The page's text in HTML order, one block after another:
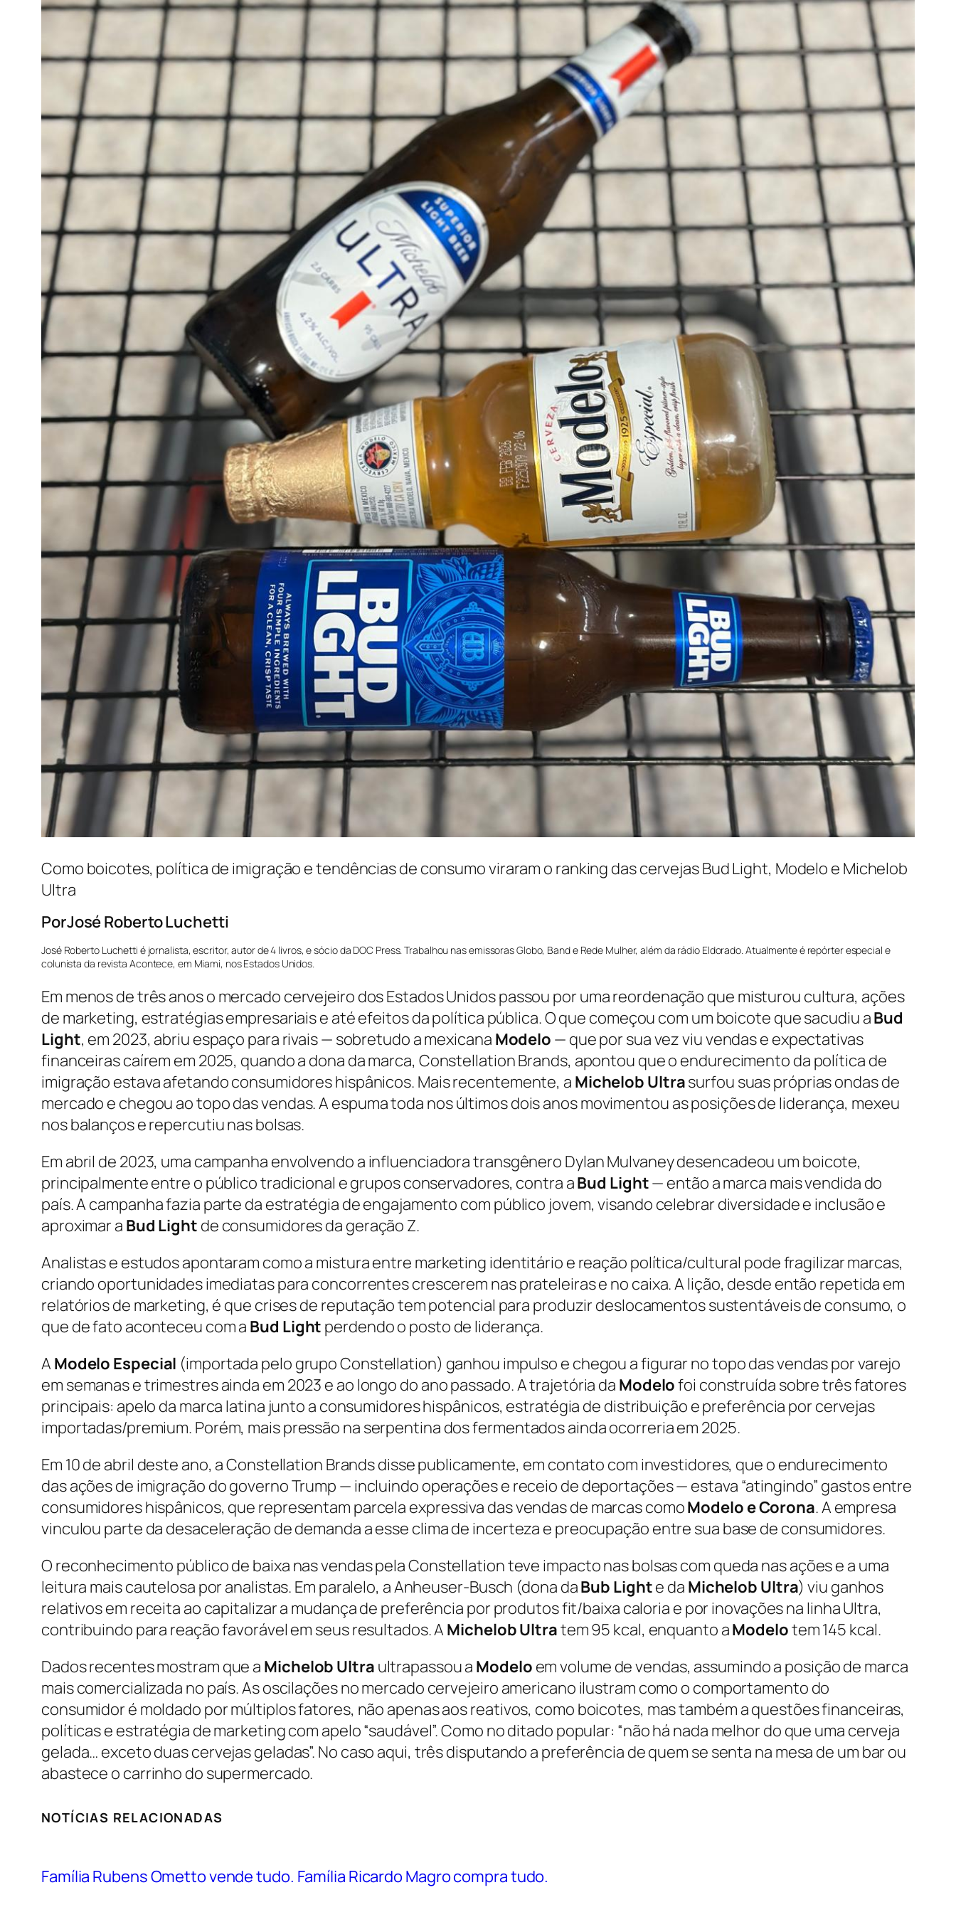
Como boicotes, política de imigração e tendências de consumo viraram o ranking das cervejas Bud Light, Modelo e Michelob
Ultra
PorJosé Roberto Luchetti
José Roberto Luchetti é jornalista, escritor, autor de 4 livros, e sócio da DOC Press. Trabalhou nas emissoras Globo, Band e Rede Mulher, além da rádio Eldorado. Atualmente é repórter especial e
colunista da revista Acontece, em Miami, nos Estados Unidos.
Em menos de três anos o mercado cervejeiro dos Estados Unidos passou por uma reordenação que misturou cultura, ações
de marketing, estratégias empresariais e até efeitos da política pública. O que começou com um boicote que sacudiu aBud
Light, em 2023, abriu espaço para rivais — sobretudo a mexicana Modelo — que por sua vez viu vendas e expectativas
financeiras caírem em 2025, quando a dona da marca, Constellation Brands, apontou que o endurecimento da política de
imigração estava afetando consumidores hispânicos. Mais recentemente, a Michelob Ultrasurfou suas próprias ondas de
mercado e chegou ao topo das vendas. A espuma toda nos últimos dois anos movimentou as posições de liderança, mexeu
nos balanços e repercutiu nas bolsas.
Em abril de 2023, uma campanha envolvendo a influenciadora transgênero Dylan Mulvaney desencadeou um boicote,
principalmente entre o público tradicional e grupos conservadores, contra aBud Light— então a marca mais vendida do
país. A campanha fazia parte da estratégia de engajamento com público jovem, visando celebrar diversidade e inclusão e
aproximar a Bud Light de consumidores da geração Z.
Analistas e estudos apontaram como a mistura entre marketing identitário e reação política/cultural pode fragilizar marcas,
criando oportunidades imediatas para concorrentes crescerem nas prateleiras e no caixa. A lição, desde então repetida em
relatórios de marketing, é que crises de reputação tem potencial para produzir deslocamentos sustentáveis de consumo, o
que de fato aconteceu com a Bud Light perdendo o posto de liderança.
A Modelo Especial (importada pelo grupo Constellation) ganhou impulso e chegou a figurar no topo das vendas por varejo
em semanas e trimestres ainda em 2023 e ao longo do ano passado. A trajetória da Modelofoi construída sobre três fatores
principais: apelo da marca latina junto a consumidores hispânicos, estratégia de distribuição e preferência por cervejas
importadas/premium. Porém, mais pressão na serpentina dos fermentados ainda ocorreria em 2025.
Em 10 de abril deste ano, a Constellation Brands disse publicamente, em contato com investidores, que o endurecimento
das ações de imigração do governo Trump — incluindo operações e receio de deportações — estava “atingindo” gastos entre
consumidores hispânicos, que representam parcela expressiva das vendas de marcas comoModelo e Corona. A empresa
vinculou parte da desaceleração de demanda a esse clima de incerteza e preocupação entre sua base de consumidores.
O reconhecimento público de baixa nas vendas pela Constellation teve impacto nas bolsas com queda nas ações e a uma
leitura mais cautelosa por analistas. Em paralelo, a Anheuser-Busch (dona daBub Lighte da Michelob Ultra) viu ganhos
relativos em receita ao capitalizar a mudança de preferência por produtos fit/baixa caloria e por inovações na linha Ultra,
contribuindo para reação favorável em seus resultados. A MichelobUltratem 95 kcal, enquanto aModelotem 145 kcal.
Dados recentes mostram que a Michelob Ultra ultrapassou a Modelo em volume de vendas, assumindo a posição de marca
mais comercializada no país. As oscilações no mercado cervejeiro americano ilustram como o comportamento do
consumidor é moldado por múltiplos fatores, não apenas aos reativos, como boicotes, mas também a questões financeiras,
políticas e estratégia de marketing com apelo “saudável”. Como no ditado popular: “não há nada melhor do que uma cerveja
gelada… exceto duas cervejas geladas”. No caso aqui, três disputando a preferência de quem se senta na mesa de um bar ou
abastece o carrinho do supermercado.
NOTÍCIAS RELACIONADAS
Família Rubens Ometto vende tudo. Família Ricardo Magro compra tudo.